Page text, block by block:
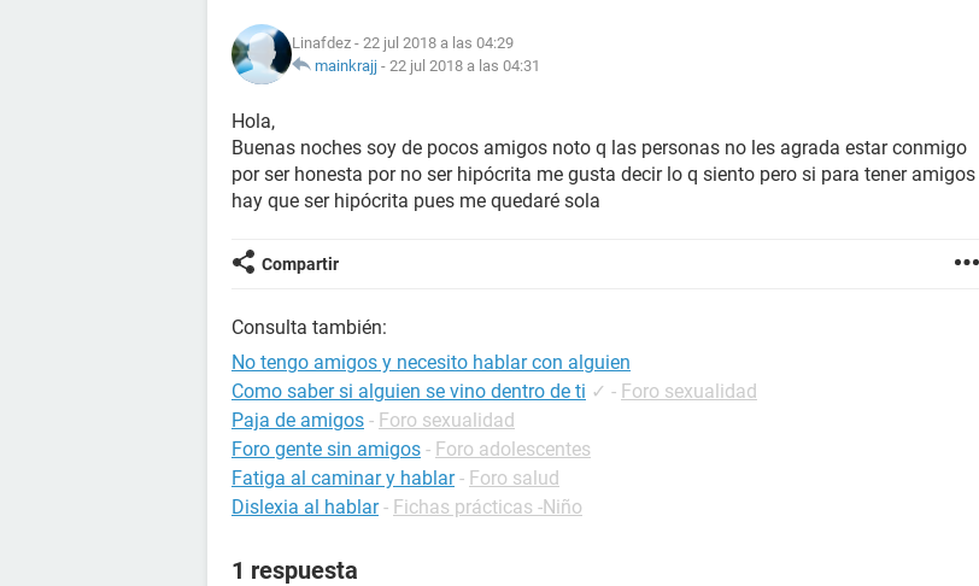
Linafdez - 22 jul 2018 a las 04:29
mainkrajj - 22 jul 2018 a las 04:31
Hola,
Buenas noches soy de pocos amigos noto q las personas no les agrada estar conmigo
por ser honesta por no ser hipócrita me gusta decir lo q siento pero si para tener amigos
hay que ser hipócrita pues me quedaré sola
Compartir
Consulta también:
No tengo amigos y necesito hablar con alguien
Como saber si alguien se vino dentro de ti ✓ - Foro sexualidad
Paja de amigos - Foro sexualidad
Foro gente sin amigos - Foro adolescentes
Fatiga al caminar y hablar - Foro salud
Dislexia al hablar - Fichas prácticas -Niño
1 respuesta